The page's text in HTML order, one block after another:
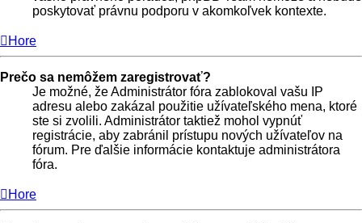
poskytovať právnu podporu v akomkoľvek kontexte.
Hore
Prečo sa nemôžem zaregistrovať?
Je možné, že Administrátor fóra zablokoval vašu IP
adresu alebo zakázal použitie užívateľského mena, ktoré
ste si zvolili. Administrátor taktiež mohol vypnúť
registrácie, aby zabránil prístupu nových užívateľov na
fórum. Pre ďalšie informácie kontaktuje administrátora
fóra.
Hore